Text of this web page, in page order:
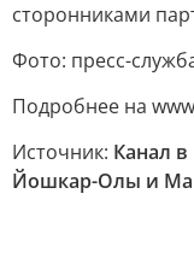
сторонниками
Фото: пресс-
Подробнее на
Источник: Канал
Йошкар-Олы и